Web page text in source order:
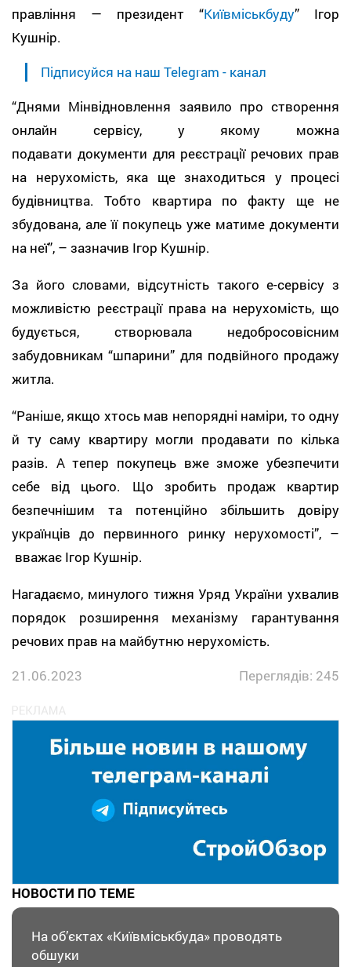
правління — президент “Київміськбуду” Ігор
Кушнір.
Підписуйся на наш Telegram - канал
“Днями Мінвідновлення заявило про створення
онлайн сервісу, у якому можна
подавати документи для реєстрації речових прав
на нерухомість, яка ще знаходиться у процесі
будівництва. Тобто квартира по факту ще не
збудована, але її покупець уже матиме документи
на неї”, – зазначив Ігор Кушнір.
За його словами, відсутність такого е-сервісу з
можливістю реєстрації права на нерухомість, що
будується, створювала недобросовісним
забудовникам “шпарини” для подвійного продажу
житла.
“Раніше, якщо хтось мав непорядні наміри, то одну
й ту саму квартиру могли продавати по кілька
разів. А тепер покупець вже зможе убезпечити
себе від цього. Що зробить продаж квартир
безпечнішим та потенційно збільшить довіру
українців до первинного ринку нерухомості”, –
вважає Ігор Кушнір.
Нагадаємо, минулого тижня Уряд України ухвалив
порядок розширення механізму гарантування
речових прав на майбутню нерухомість.
21.06.2023
Переглядів: 245
НОВОСТИ ПО ТЕМЕ
На обʼєктах «Київміськбуда» проводять
обшуки